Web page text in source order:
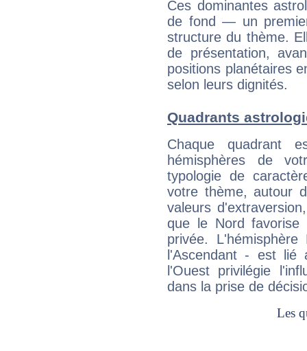
Ces dominantes
de fond — un
structure du thème.
de présentation,
positions planétaires
selon leurs dignités.
Quadrants
Chaque quadrant
hémisphères de
typologie de
votre thème, autour
valeurs
que le Nord favorise
privée.
l'Ascendant - est
l'Ouest privilégie
dans la prise de